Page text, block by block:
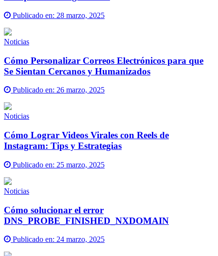
Publicado en: 28 marzo, 2025
Noticias
Cómo Personalizar Correos Electrónicos para que
Se Sientan Cercanos y Humanizados
Publicado en: 26 marzo, 2025
Noticias
Cómo Lograr Videos Virales con Reels de
Instagram: Tips y Estrategias
Publicado en: 25 marzo, 2025
Noticias
Cómo solucionar el error
DNS_PROBE_FINISHED_NXDOMAIN
Publicado en: 24 marzo, 2025